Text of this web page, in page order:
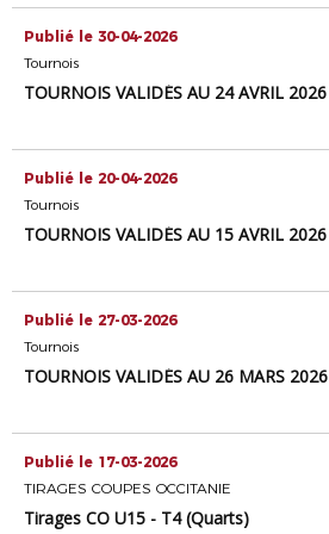
Publié le 30-04-2026
Tournois
TOURNOIS VALIDÉS AU 24 AVRIL 2026
Publié le 20-04-2026
Tournois
TOURNOIS VALIDÉS AU 15 AVRIL 2026
Publié le 27-03-2026
Tournois
TOURNOIS VALIDÉS AU 26 MARS 2026
Publié le 17-03-2026
TIRAGES COUPES OCCITANIE
Tirages CO U15 - T4 (Quarts)